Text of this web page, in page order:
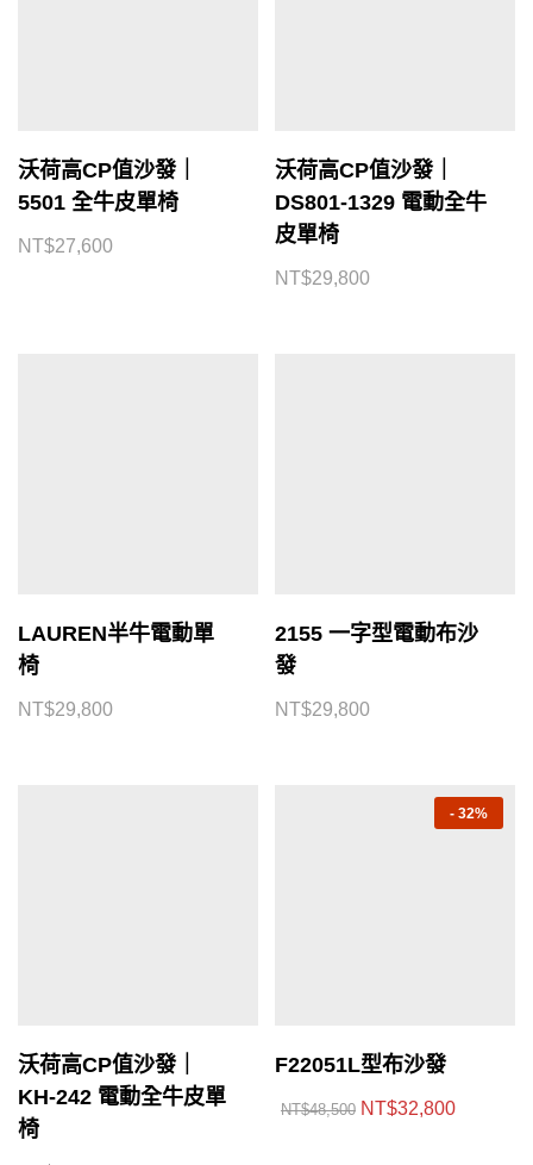
沃荷高CP值沙發｜
5501 全牛皮單椅
NT$27,600
沃荷高CP值沙發｜
DS801-1329 電動全牛
皮單椅
NT$29,800
LAUREN半牛電動單
椅
NT$29,800
2155 一字型電動布沙
發
NT$29,800
沃荷高CP值沙發｜
KH-242 電動全牛皮單
椅
- 32%
F22051L型布沙發
NT$48,500 NT$32,800